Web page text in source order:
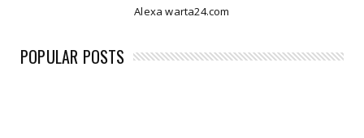
Alexa warta24.com
POPULAR POSTS